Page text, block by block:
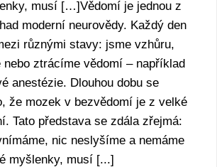
musí […]Vědomí je jednou z
moderní neurovědy. Každý den
různými stavy: jsme vzhůru,
ztrácíme vědomí – například
anestézie. Dlouhou dobu se
že mozek v bezvědomí je z velké
Tato představa se zdála zřejmá:
nic neslyšíme a nemáme
myšlenky, musí [...]